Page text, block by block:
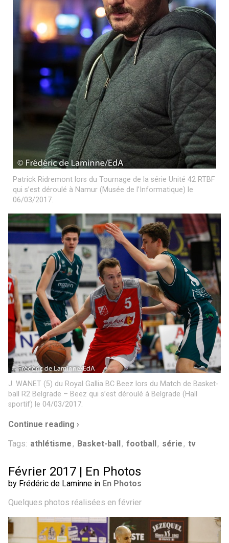
Patrick Ridremont lors du Tournage de la série Unité 42 RTBF
qui s’est déroulé à Namur (Musée de l’Informatique) le
06/03/2017.
J. WANET (5) du Royal Gallia BC Beez lors du Match de Basket-
ball R2 Belgrade – Beez qui s’est déroulé à Belgrade (Hall
sportif) le 04/03/2017.
Continue reading ›
Tags: athlétisme, Basket-ball, football, série, tv
Février 2017 | En Photos
by Frédéric de Laminne in En Photos
Quelques photos réalisées en février